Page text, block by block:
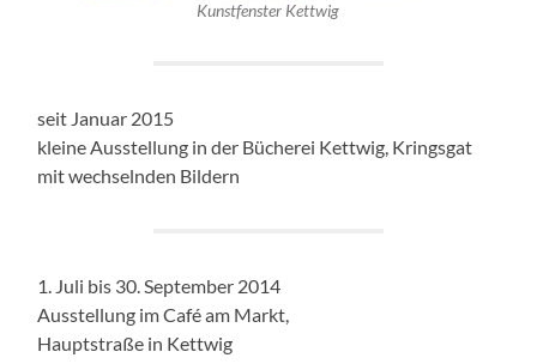
Kunstfenster Kettwig
seit Januar 2015
kleine Ausstellung in der Bücherei Kettwig, Kringsgat
mit wechselnden Bildern
1. Juli bis 30. September 2014
Ausstellung im Café am Markt,
Hauptstraße in Kettwig